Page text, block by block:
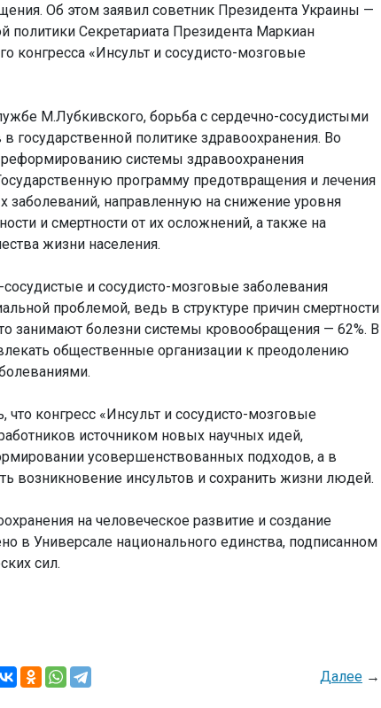
Об этом заявил советник Президента Украины —
политики Секретариата Президента Маркиан
конгресса «Инсульт и сосудисто-мозговые
М.Лубкивского, борьба с сердечно-сосудистыми
государственной политике здравоохранения. Во
системы здравоохранения
программу предотвращения и лечения
заболеваний, направленную на снижение уровня
и смертности от их осложнений, а также на
жизни населения.
и сосудисто-мозговые заболевания
проблемой, ведь в структуре причин смертности
занимают болезни системы кровообращения — 62%. В
общественные организации к преодолению
конгресс «Инсульт и сосудисто-мозговые
источником новых научных идей,
усовершенствованных подходов, а в
возникновение инсультов и сохранить жизни людей.
на человеческое развитие и создание
в Универсале национального единства, подписанном
сил.
Далее→